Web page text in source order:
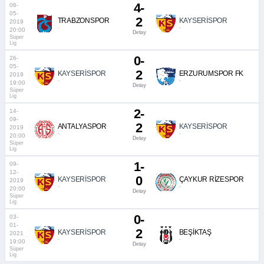
06-
05-
2019
20:00
Süper
Lig
TRABZONSPOR
-
4-
2
Detay
KAYSERİSPOR
-
26-
05-
2019
19:00
Süper
Lig
KAYSERİSPOR
-
0-
2
Detay
ERZURUMSPOR FK
-
14-
09-
2019
20:00
Süper
Lig
ANTALYASPOR
-
2-
2
Detay
KAYSERİSPOR
-
09-
12-
2019
20:00
Süper
Lig
KAYSERİSPOR
-
1-
0
Detay
ÇAYKUR RİZESPOR
-
03-
01-
2021
19:00
Süper
Lig
KAYSERİSPOR
-
0-
2
Detay
BEŞİKTAŞ
-